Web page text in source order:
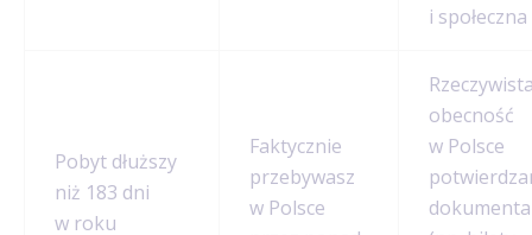
i społeczna
Pobyt dłuższy
niż 183 dni
w roku
Faktycznie
przebywasz
w Polsce
obecność
w Polsce